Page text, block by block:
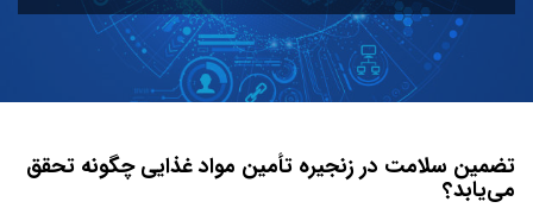
تضمین سلامت در زنجیره تأمین مواد غذایی چگونه تحقق
می‌یابد؟